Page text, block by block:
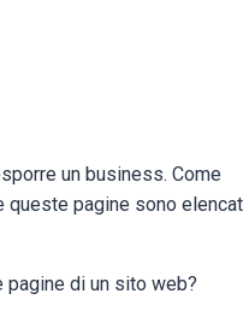
un business. Come
queste pagine sono
di un sito web?